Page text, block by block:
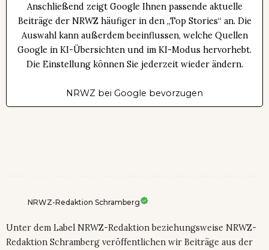
Anschließend zeigt Google Ihnen passende aktuelle
Beiträge der NRWZ häufiger in den „Top Stories“ an. Die
Auswahl kann außerdem beeinflussen, welche Quellen
Google in KI-Übersichten und im KI-Modus hervorhebt.
Die Einstellung können Sie jederzeit wieder ändern.
NRWZ bei Google bevorzugen
NRWZ-Redaktion Schramberg
Unter dem Label NRWZ-Redaktion beziehungsweise NRWZ-
Redaktion Schramberg veröffentlichen wir Beiträge aus der